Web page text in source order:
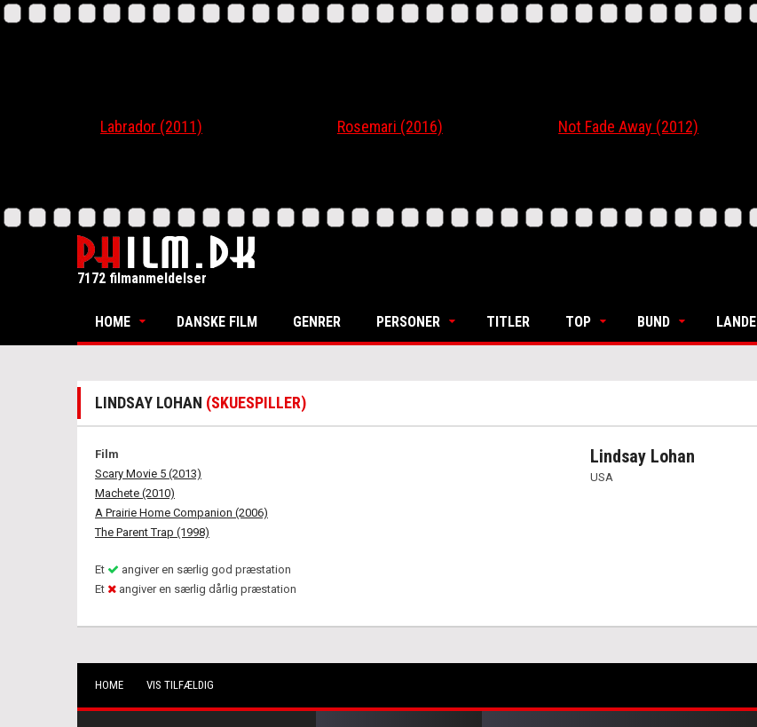
Labrador (2011) Rosemari (2016) Not Fade Away (2012)
7172 filmanmeldelser
HOME DANSKE FILM GENRER PERSONER TITLER TOP BUND LANDE
LINDSAY LOHAN (SKUESPILLER)
Lindsay Lohan
USA
Film
Scary Movie 5 (2013)
Machete (2010)
A Prairie Home Companion (2006)
The Parent Trap (1998)
Et
angiver en særlig god præstation
Et
angiver en særlig dårlig præstation
HOME VIS TILFÆLDIG